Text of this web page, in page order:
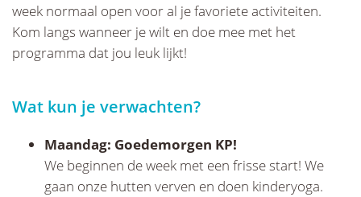
week normaal open voor al je favoriete activiteiten.
Kom langs wanneer je wilt en doe mee met het
programma dat jou leuk lijkt!
Wat kun je verwachten?
Maandag: Goedemorgen KP!
We beginnen de week met een frisse start! We
gaan onze hutten verven en doen kinderyoga.